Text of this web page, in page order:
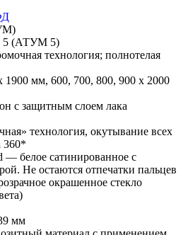
5 (АТУМ 5)
технология; полнотелая
мм, 600, 700, 800, 900 х 2000
с защитным слоем лака
технология, окутывание всех
360*
— белое сатинированное с
Не остаются отпечатки пальцев
окрашенное стекло
мм